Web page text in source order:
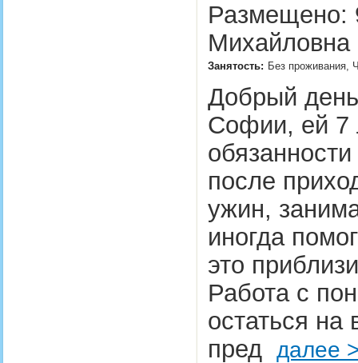
Размещено:
Михайловна
Занятость: Без проживания,
Добрый
Софии, ей 7
после
ужин,
иногда
это
Работа с
остаться на
пред далее